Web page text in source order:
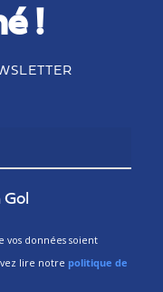
!
vos données soient
lire notre politique de